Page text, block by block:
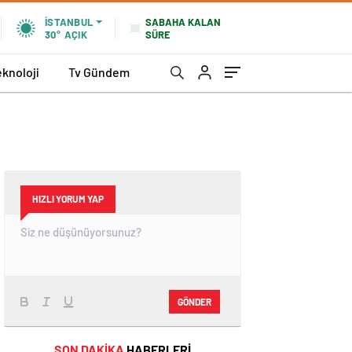
İSTANBUL
30° AÇIK
SABAHA KALAN
SÜRE
Tv Gündem
HIZLI YORUM YAP
GÖNDER